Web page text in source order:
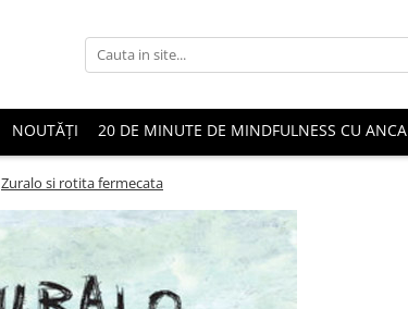
NOUTĂȚI 20 DE MINUTE DE MINDFULNESS CU ANCA
Zuralo si rotita fermecata